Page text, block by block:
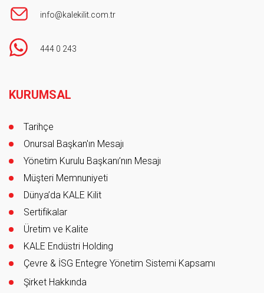
info@kalekilit.com.tr
444 0 243
KURUMSAL
Tarihçe
Onursal Başkan'ın Mesajı
Yönetim Kurulu Başkanı’nın Mesajı
Müşteri Memnuniyeti
Dünya’da KALE Kilit
Sertifikalar
Üretim ve Kalite
KALE Endüstri Holding
Çevre & İSG Entegre Yönetim Sistemi Kapsamı
Şirket Hakkında